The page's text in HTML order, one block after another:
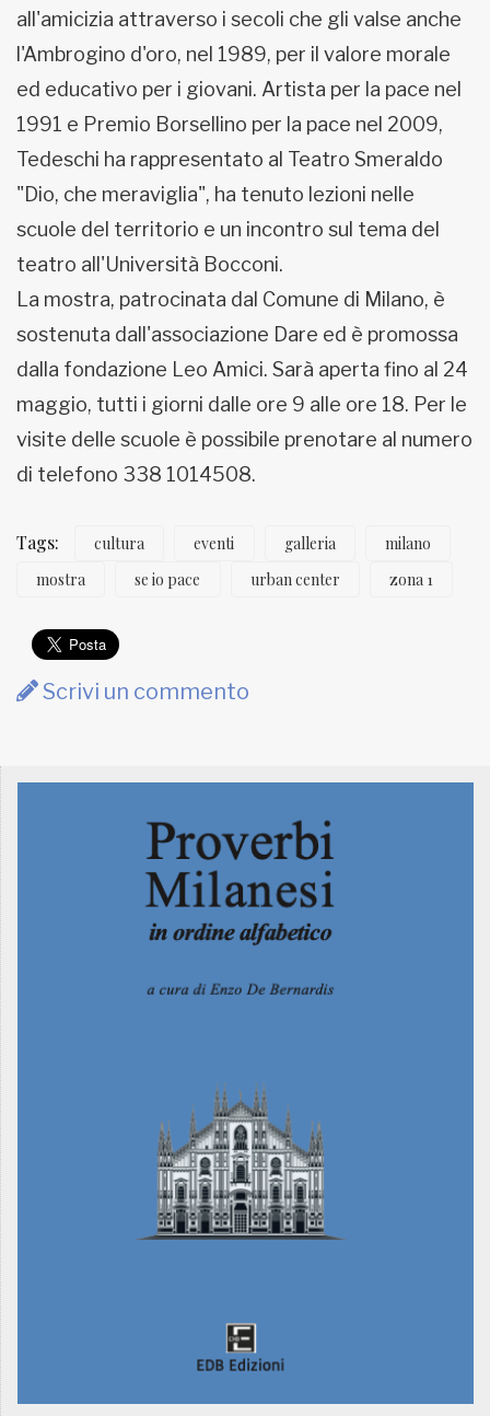
all'amicizia attraverso i secoli che gli valse anche
l'Ambrogino d'oro, nel 1989, per il valore morale
ed educativo per i giovani. Artista per la pace nel
1991 e Premio Borsellino per la pace nel 2009,
Tedeschi ha rappresentato al Teatro Smeraldo
"Dio, che meraviglia", ha tenuto lezioni nelle
scuole del territorio e un incontro sul tema del
teatro all'Università Bocconi.
La mostra, patrocinata dal Comune di Milano, è
sostenuta dall'associazione Dare ed è promossa
dalla fondazione Leo Amici. Sarà aperta fino al 24
maggio, tutti i giorni dalle ore 9 alle ore 18. Per le
visite delle scuole è possibile prenotare al numero
di telefono 338 1014508.
Tags: cultura eventi galleria
milano
mostra
se io pace urban center zona 1
Scrivi un commento